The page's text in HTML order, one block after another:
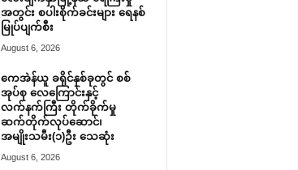
အတွင်း စပါးစိုက်ခင်းများ ရေနစ်
မြုပ်ပျက်စီး
August 6, 2026
ကေအဲန်ယူ ခရိုင်နှစ်ခုတွင် စစ်
အုပ်စု လေကြောင်းနှင့်
လက်နက်ကြီး တိုက်ခိုက်မှု
ဆက်တိုက်လုပ်ဆောင်၊
အမျိုးသမီး(၁)ဦး သေဆုံး
August 6, 2026